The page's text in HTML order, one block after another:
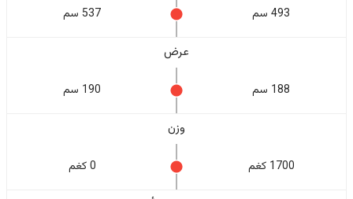
493 سم 537 سم
عرض
188 سم 190 سم
وزن
1700 كغم 0 كغم